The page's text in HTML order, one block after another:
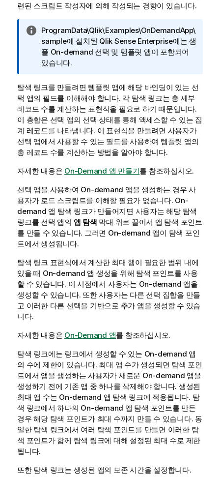
련된 스크립트 작성자에 의해 작성되는 경향이 있습니다.
정
보
메
모
ProgramData\Qlik\Examples\OnDemandApp\
sample에 설치된 Qlik Sense Enterprise에는 샘
플 On-demand 선택 및 템플릿 앱이 포함되어
있습니다.
탐색 링크를 만들려면 템플릿 앱에 해당 바인딩이 있는 선
택 앱의 필드를 이해해야 합니다. 각 탐색 링크는 총 세부
레코드 수를 계산하는 표현식을 필요로 하기 때문입니다.
이 총합은 선택 앱의 선택 상태를 통해 액세스할 수 있는 집
계 레코드를 나타냅니다. 이 표현식을 만들려면 사용자가
선택 앱에서 사용할 수 있는 필드를 사용하여 템플릿 앱의
총 레코드 수를 계산하는 방법을 알아야 합니다.
자세한 내용은 On-Demand 앱 만들기를 참조하십시오.
선택 앱을 사용하여 On-demand 앱을 생성하는 경우 사
용자가 로드 스크립트를 이해할 필요가 없습니다. On-
demand 앱 탐색 링크가 만들어지면 사용자는 해당 탐색
링크를 선택 앱의 앱 탐색 막대 위로 끌어서 앱 탐색 포인트
를 만들 수 있습니다. 그러면 On-demand 앱이 탐색 포인
트에서 생성됩니다.
탐색 링크 표현식에서 계산한 최대 행이 필요한 범위 내에
있을 때 On-demand 앱 생성을 위해 탐색 포인트를 사용
할 수 있습니다. 이 시점에서 사용자는 On-demand 앱을
생성할 수 있습니다. 또한 사용자는 다른 선택 집합을 만들
고 이러한 다른 선택을 기반으로 추가 앱을 생성할 수 있습
니다.
자세한 내용은 On-Demand 앱를 참조하십시오.
탐색 링크에는 링크에서 생성할 수 있는 On-demand 앱
의 수에 제한이 있습니다. 최대 앱 수가 생성되면 탐색 포인
트에서 앱을 생성하는 사용자가 새로운 On-demand 앱을
생성하기 전에 기존 앱 중 하나를 삭제해야 합니다. 생성된
최대 앱 수는 On-demand 앱 탐색 링크에 적용됩니다. 탐
색 링크에서 하나의 On-demand 앱 탐색 포인트를 만든
경우 해당 탐색 포인트가 최대 수까지 만들 수 있습니다. 동
일한 탐색 링크에서 여러 탐색 포인트를 만들면 이러한 탐
색 포인트가 함께 탐색 링크에 대해 설정된 최대 수로 제한
됩니다.
또한 탐색 링크는 생성된 앱의 보존 시간을 설정합니다.